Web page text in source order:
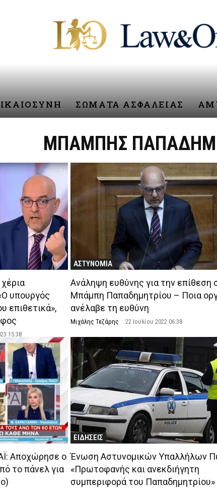
ΣΩΜΑΤΑ ΑΣΦΑΛΕΙΑΣ
ΜΠΑΜΠΗΣ
υπουργός
επιθετικά»,
15:38
ΑΣΤΥΝΟΜΙΑ
Ανάληψη ευθύνης για την επίθεση
Μπάμπη Παπαδημητρίου – Ποια
ανέλαβε τη ευθύνη
Μιχάλης Τεζάρης - 22 Ιουλίου 2022 06:38
Αποχώρησε ο
το πάνελ για
ΕΙΔΗΣΕΙΣ
Ένωση Αστυνομικών Υπαλλήλων
«Πρωτοφανής και ανεκδιήγητη
συμπεριφορά του Παπαδημητρίου»